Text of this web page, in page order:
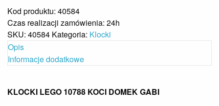
Kod produktu: 40584
Czas realizacji zamówienia: 24h
SKU: 40584 Kategoria: Klocki
Opis
Informacje dodatkowe
KLOCKI LEGO 10788 KOCI DOMEK GABI